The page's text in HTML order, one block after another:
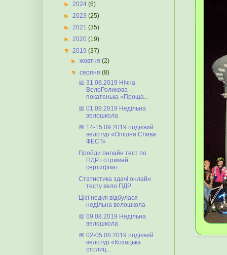
► 2024 (6)
► 2023 (25)
► 2021 (35)
► 2020 (19)
▼ 2019 (37)
►жовтня(2)
▼серпня(8)
📅 31.08.2019 Нічна
ВелоРоликова
покатенька «Проща...
📅 01.09.2019 Недільна
велошкола
📅 14-15.09.2019 подієвий
велотур «Опішня Слива
ФЕСТ»
Пройди онлайн тест по
ПДР і отримай
сертифікат
Статистика здачі онлайн
тесту вело ПДР
Цієї неділі відбулася
недільна велошкола
📅 09.08.2019 Недільна
велошкола
📅 02-05.08.2019 подієвий
велотур «Козацька
столиц...